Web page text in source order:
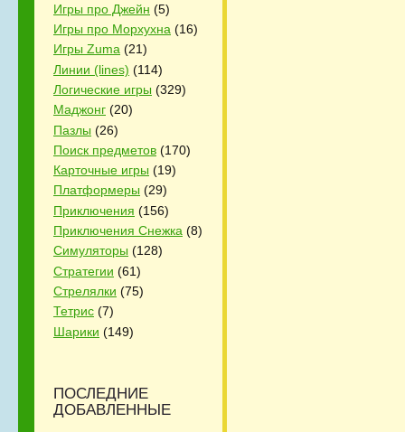
Игры про Джейн (5)
Игры про Морхухна (16)
Игры Zuma (21)
Линии (lines) (114)
Логические игры (329)
Маджонг (20)
Пазлы (26)
Поиск предметов (170)
Карточные игры (19)
Платформеры (29)
Приключения (156)
Приключения Снежка (8)
Симуляторы (128)
Стратегии (61)
Стрелялки (75)
Тетрис (7)
Шарики (149)
ПОСЛЕДНИЕ
ДОБАВЛЕННЫЕ